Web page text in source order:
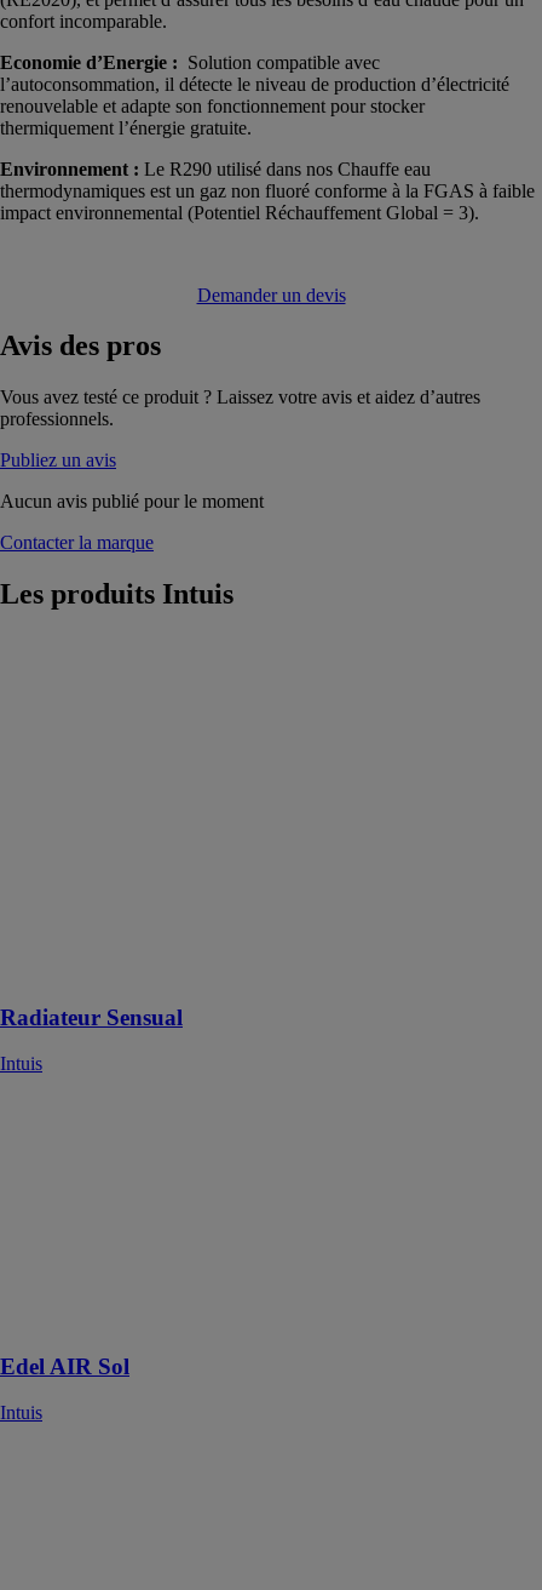
confort incomparable.
Economie d’Energie : Solution compatible avec
l’autoconsommation, il détecte le niveau de production d’électricité
renouvelable et adapte son fonctionnement pour stocker
thermiquement l’énergie gratuite.
Environnement : Le R290 utilisé dans nos Chauffe eau
thermodynamiques est un gaz non fluoré conforme à la FGAS à faible
impact environnemental (Potentiel Réchauffement Global = 3).
Demander un devis
Avis des pros
Vous avez testé ce produit ? Laissez votre avis et aidez d’autres
professionnels.
Publiez un avis
Aucun avis publié pour le moment
Contacter la marque
Les produits Intuis
Radiateur Sensual
Intuis
Edel AIR Sol
Intuis